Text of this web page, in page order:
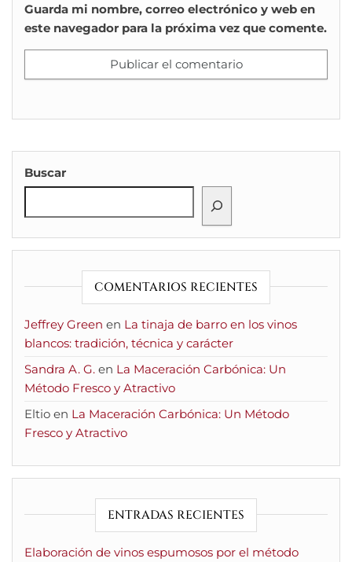
Guarda mi nombre, correo electrónico y web en
este navegador para la próxima vez que comente.
Buscar
COMENTARIOS RECIENTES
Jeffrey Green en La tinaja de barro en los vinos
blancos: tradición, técnica y carácter
Sandra A. G. en La Maceración Carbónica: Un
Método Fresco y Atractivo
Eltio en La Maceración Carbónica: Un Método
Fresco y Atractivo
ENTRADAS RECIENTES
Elaboración de vinos espumosos por el método